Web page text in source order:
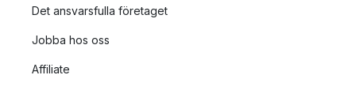
Det ansvarsfulla företaget
Jobba hos oss
Affiliate